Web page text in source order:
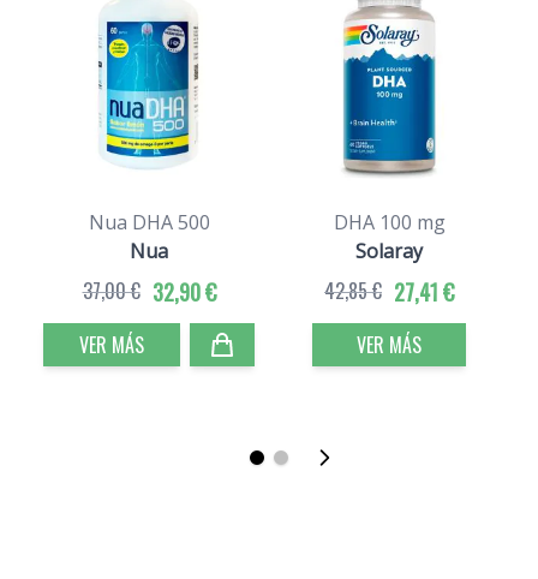
Nua DHA 500
Nua
32,90 €
37,00 €
VER MÁS
DHA 100 mg
Solaray
27,41 €
42,85 €
VER MÁS